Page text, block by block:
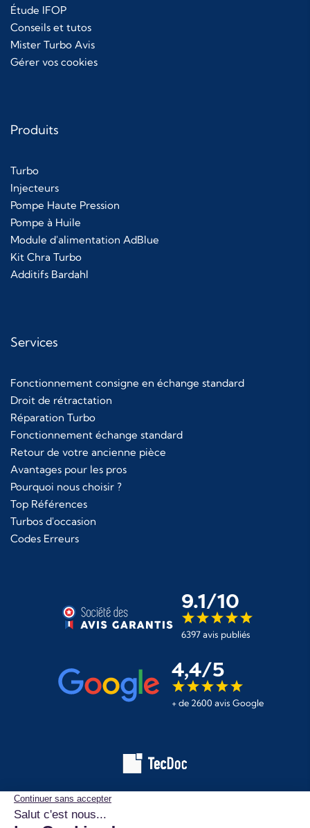
Étude IFOP
Conseils et tutos
Mister Turbo Avis
Gérer vos cookies
Produits
Turbo
Injecteurs
Pompe Haute Pression
Pompe à Huile
Module d'alimentation AdBlue
Kit Chra Turbo
Additifs Bardahl
Services
Fonctionnement consigne en échange standard
Droit de rétractation
Réparation Turbo
Fonctionnement échange standard
Retour de votre ancienne pièce
Avantages pour les pros
Pourquoi nous choisir ?
Top Références
Turbos d'occasion
Codes Erreurs
9.1/10
6397 avis publiés
4,4/5
+ de 2600 avis Google
Les informations affichées sur ce site de pièces automobiles
proviennent de la base de données TecDoc. Elles sont protégées
par le droit d’auteur et ne peuvent en aucun cas être copiées,